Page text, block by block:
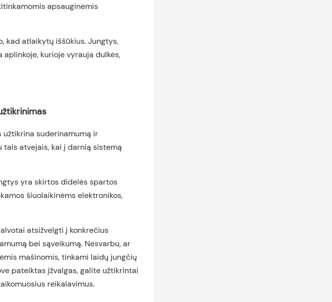
apsauginėmis
kad atlaikytų iššūkius. Jungtys,
kurioje vyrauja dulkės,
suderinamumą ir
atvejais, kai į darnią sistemą
yra skirtos didelės spartos
šiuolaikinėms elektronikos,
atsižvelgti į konkrečius
bei sąveikumą. Nesvarbu, ar
mašinomis, tinkami laidų jungčių
pateiktas įžvalgas, galite užtikrintai
reikalavimus.